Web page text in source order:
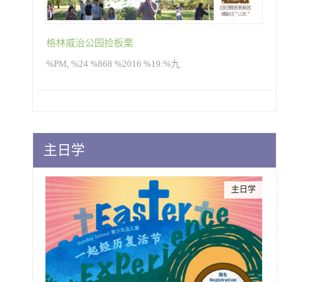
格林威治公园捡板栗
%PM, %24 %868 %2016 %19:%九
主日学
主日学